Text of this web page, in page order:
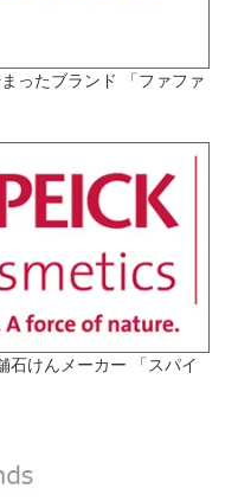
ったブランド 「ファファ
石けんメーカー 「スパイ